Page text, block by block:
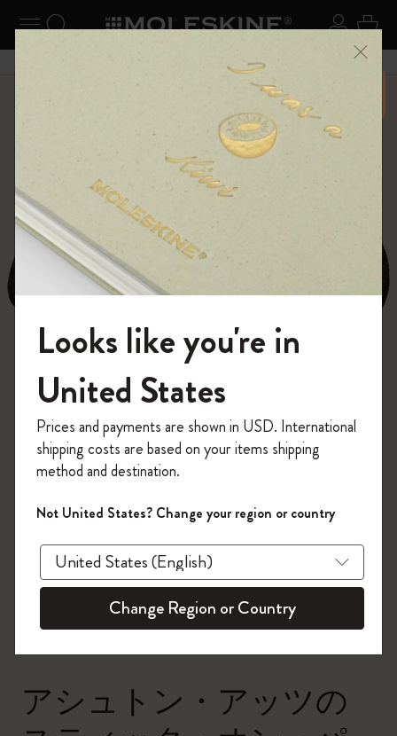
ナビゲーションの切替 ログ
検索 (キーワードなど) カ
6,500円以上のご購入で送料無料 メニ
ーを閉じる
ショップ プライドをいつも胸に
アシュトン・アッツの
モレスキンの世界へようこそ
「WELCOME10」を入力すると、初回注
文が10%オフ＋送料無料になります。セ
ール・アウトレット品は適用外。
Moleskineアカウントを作成して限定オフ
ァーや会員特典、さらに多くのインスピ
レーションを手に入れましょう。
今すぐ会員登録 !
Looks like you're in
United States
Prices and payments are shown in USD. International
shipping costs are based on your items shipping
method and destination.
Not United States? Change your region or country
Change Region or Country